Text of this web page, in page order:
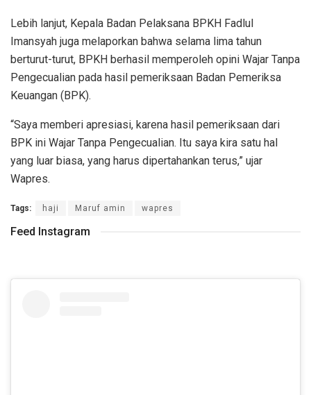
Lebih lanjut, Kepala Badan Pelaksana BPKH Fadlul
Imansyah juga melaporkan bahwa selama lima tahun
berturut-turut, BPKH berhasil memperoleh opini Wajar Tanpa
Pengecualian pada hasil pemeriksaan Badan Pemeriksa
Keuangan (BPK).
“Saya memberi apresiasi, karena hasil pemeriksaan dari
BPK ini Wajar Tanpa Pengecualian. Itu saya kira satu hal
yang luar biasa, yang harus dipertahankan terus,” ujar
Wapres.
Tags: haji Maruf amin wapres
Feed Instagram